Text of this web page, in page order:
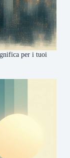
per i tuoi